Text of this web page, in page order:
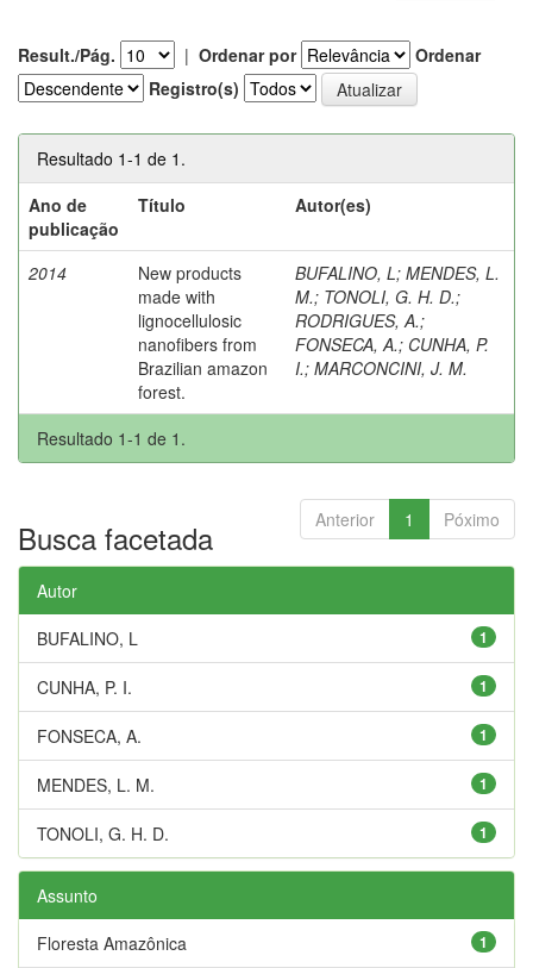
Result./Pág. | Ordenar por
Ordenar
Registro(s)
Resultado 1-1 de 1.
Ano de
publicação
Título Autor(es)
2014
New products
made with
lignocellulosic
nanofibers from
Brazilian amazon
forest.
BUFALINO, L; MENDES, L.
M.; TONOLI, G. H. D.;
RODRIGUES, A.;
FONSECA, A.; CUNHA, P.
I.; MARCONCINI, J. M.
Resultado 1-1 de 1.
Anterior 1 Póximo
Busca facetada
Autor
1
BUFALINO, L
1
CUNHA, P. I.
1
FONSECA, A.
1
MENDES, L. M.
1
TONOLI, G. H. D.
Assunto
1
Floresta Amazônica